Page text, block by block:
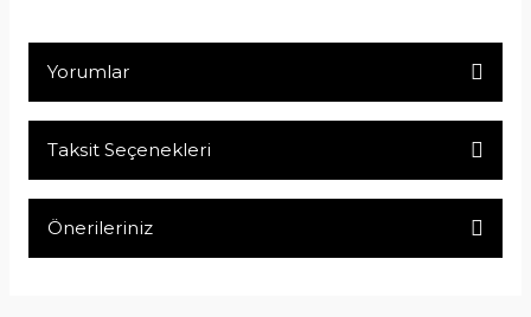
Yorumlar
Taksit Seçenekleri
Önerileriniz